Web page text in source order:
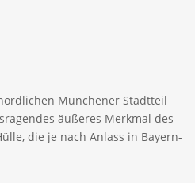
Münchener Stadtteil
äußeres Merkmal des
die je nach Anlass in Bayern-